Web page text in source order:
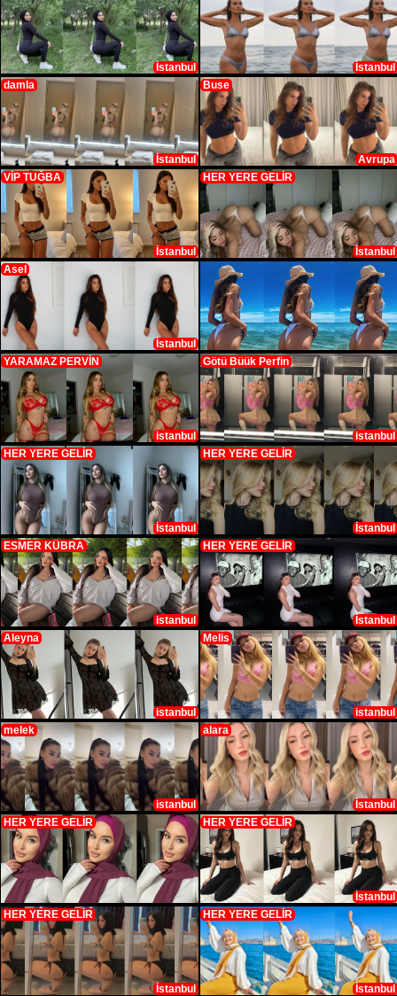
İstanbul
İstanbul
damla
İstanbul
Buse
Avrupa
VİP TUĞBA
İstanbul
HER YERE GELİR
İstanbul
Asel
İstanbul
YARAMAZ PERVİN
istanbul
Götü Büük Perfin
istanbul
HER YERE GELİR
İstanbul
HER YERE GELİR
İstanbul
ESMER KÜBRA
istanbul
HER YERE GELİR
İstanbul
Aleyna
istanbul
Melis
istanbul
melek
istanbul
alara
İstanbul
HER YERE GELİR
HER YERE GELİR
İstanbul
HER YERE GELİR
İstanbul
HER YERE GELİR
İstanbul